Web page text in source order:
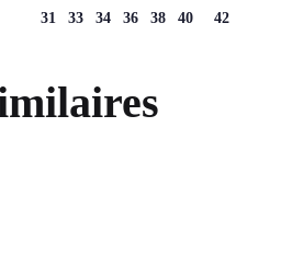
31 33 34 36 38 40 42